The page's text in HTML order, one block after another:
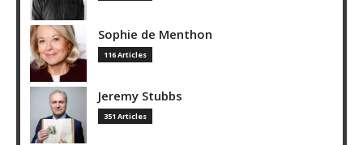
Sophie de Menthon
116 Articles
Jeremy Stubbs
351 Articles